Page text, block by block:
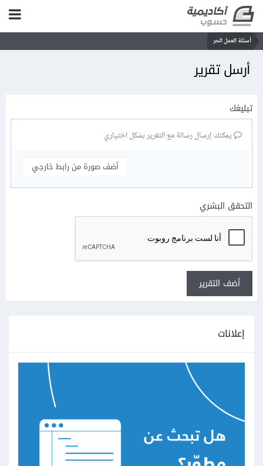
أسئلة العمل الحر
أرسل تقرير
تبليغك
يمكنك إرسال رسالة مع التقرير بشكل اختياري
أضف صورة من رابط خارجي
التحقق البشري
أضف التقرير
إعلانات